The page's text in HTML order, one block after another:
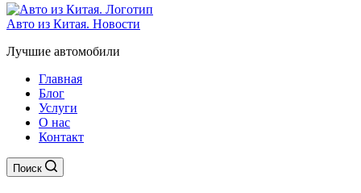
Авто из Китая. Новости
Лучшие автомобили
Главная
Блог
Услуги
О нас
Контакт
Поиск